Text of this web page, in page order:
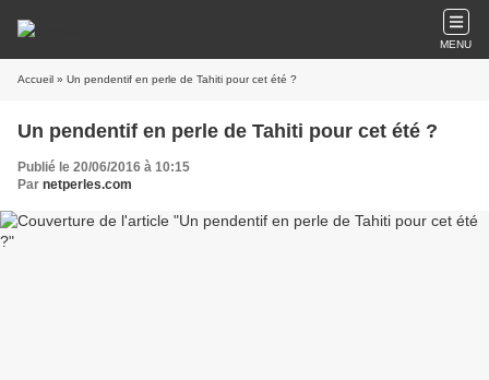
MENU
Accueil » Un pendentif en perle de Tahiti pour cet été ?
Un pendentif en perle de Tahiti pour cet été ?
Publié le 20/06/2016 à 10:15
Par netperles.com